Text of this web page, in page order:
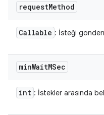
requestMethod
Callable : İsteği
minWaitMSec
int : İstekler arasında